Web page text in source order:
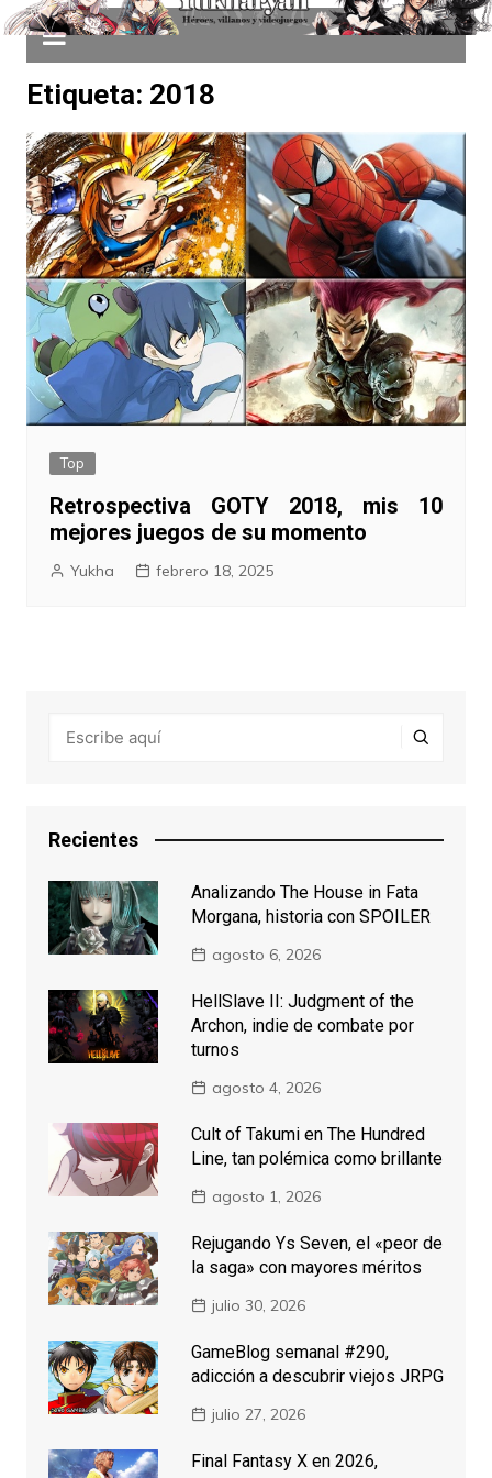
Etiqueta: 2018
Top
Retrospectiva GOTY 2018, mis 10
mejores juegos de su momento
Yukha febrero 18, 2025
Recientes
Analizando The House in Fata
Morgana, historia con SPOILER
agosto 6, 2026
HellSlave II: Judgment of the
Archon, indie de combate por
turnos
agosto 4, 2026
Cult of Takumi en The Hundred
Line, tan polémica como brillante
agosto 1, 2026
Rejugando Ys Seven, el «peor de
la saga» con mayores méritos
julio 30, 2026
GameBlog semanal #290,
adicción a descubrir viejos JRPG
julio 27, 2026
Final Fantasy X en 2026,